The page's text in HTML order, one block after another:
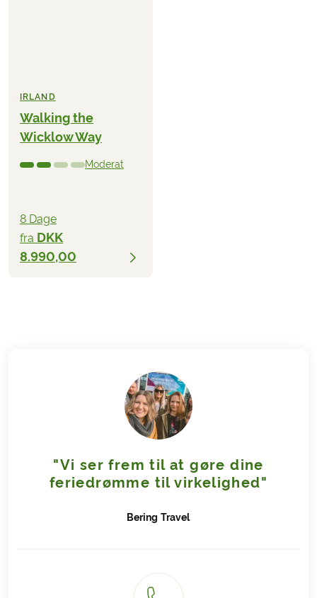
IRLAND
Walking the
Wicklow Way
Moderat
8 Dage
fra DKK
8.990,00
"Vi ser frem til at gøre dine
feriedrømme til virkelighed"
Bering Travel